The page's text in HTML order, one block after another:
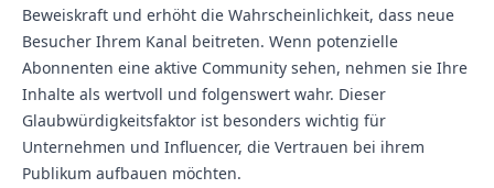
Beweiskraft und erhöht die Wahrscheinlichkeit, dass neue
Besucher Ihrem Kanal beitreten. Wenn potenzielle
Abonnenten eine aktive Community sehen, nehmen sie Ihre
Inhalte als wertvoll und folgenswert wahr. Dieser
Glaubwürdigkeitsfaktor ist besonders wichtig für
Unternehmen und Influencer, die Vertrauen bei ihrem
Publikum aufbauen möchten.